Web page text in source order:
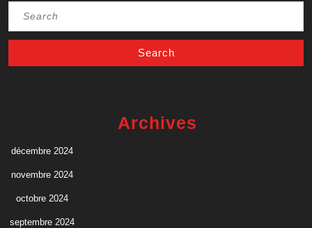
Archives
décembre 2024
novembre 2024
octobre 2024
septembre 2024